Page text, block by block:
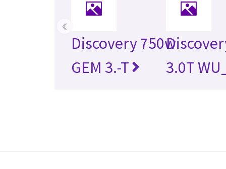
Discovery 750w
GEM 3.-T
3.0T
‹